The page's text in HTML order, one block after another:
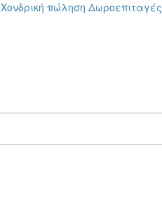
Χονδρική πώληση Δωροεπιταγές